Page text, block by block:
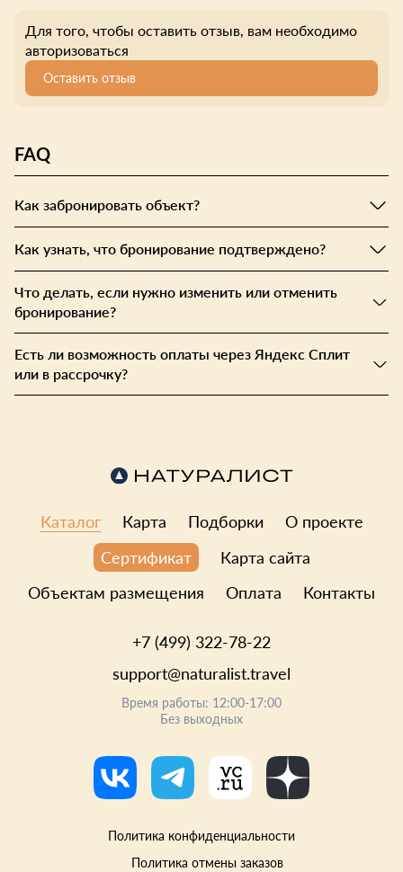
Для того, чтобы оставить отзыв, вам необходимо
авторизоваться
Оставить отзыв
FAQ
Как забронировать объект?
Как узнать, что бронирование подтверждено?
Что делать, если нужно изменить или отменить
бронирование?
Есть ли возможность оплаты через Яндекс Сплит
или в рассрочку?
Каталог Карта Подборки
О проекте
Сертификат
Карта сайта
Объектам размещения
Оплата Контакты
+7 (499) 322-78-22
support@naturalist.travel
Время работы: 12:00-17:00
Без выходных
Политика конфиденциальности
Политика отмены заказов